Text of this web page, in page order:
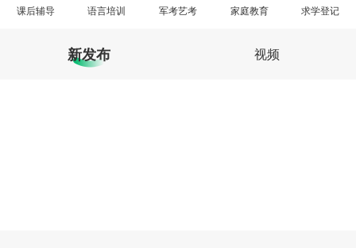
课后辅导 语言培训 军考艺考 家庭教育 求学登记
新发布 视频